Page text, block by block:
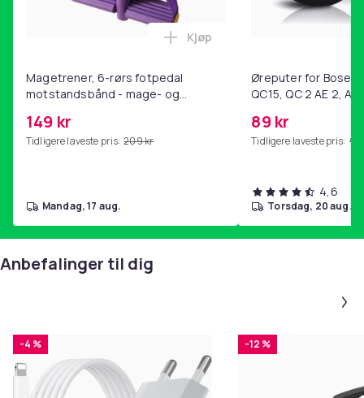
Magetrener, 6-rørs fotpedal
motstandsbånd - mage- og
hjemmegymnastikk Purple
149 kr
Tidligere laveste pris: 209 kr
Legg Magetrener, 6-rørs
Kjøp
mandag, 17 aug.
Øreputer for Bose
QC15, QC 2 AE 2, AE
89 kr
Tidligere laveste pris: 99
4,6
torsdag, 20 aug.
Anbefalinger til dig
-4 % -12 %